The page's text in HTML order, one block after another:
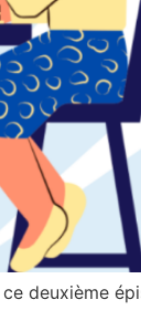
deuxième